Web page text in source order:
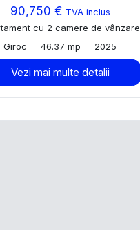
90,750 € TVA inclus
cu 2 camere de vânzare
Giroc
46.37 mp 2025
Vezi mai multe detalii